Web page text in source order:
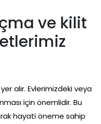
ve kilit
alır. Evlerimizdeki veya
için önemlidir. Bu
hayati öneme sahip